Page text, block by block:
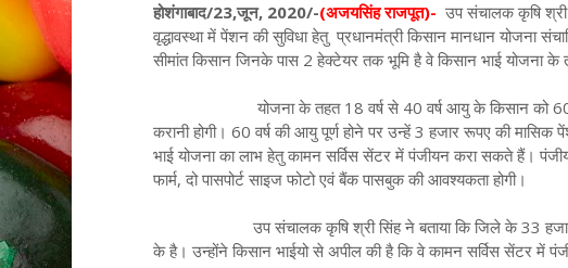
होशंगाबाद/23,जून, 2020/-(अजयसिंह राजपूत)- उप संचालक कृषि श्री
वृद्धावस्था में पेंशन की सुविधा हेतु प्रधानमंत्री किसान मानधान योजना
सीमांत किसान जिनके पास 2 हेक्टेयर तक भूमि है वे किसान भाई योजना
योजना के तहत 18 वर्ष से 40 वर्ष आयु के किसान को 60 वर्ष
करानी होगी। 60 वर्ष की आयु पूर्ण होने पर उन्हें 3 हजार रूपए की
भाई योजना का लाभ हेतु कामन सर्विस सेंटर में पंजीयन करा सकते हैं।
फार्म, दो पासपोर्ट साइज फोटो एवं बैंक पासबुक की आवश्यकता होगी।
उप संचालक कृषि श्री सिंह ने बताया कि जिले के 33 हजार
के है। उन्होंने किसान भाईयो से अपील की है कि वे कामन सर्विस सेंटर में